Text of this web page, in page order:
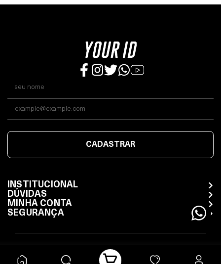
CADASTRAR
INSTITUCIONAL
DÚVIDAS
MINHA CONTA
SEGURANÇA
15.503.948/0001-37
Todos os direitos reservados / Whatsapp (11) 98470-7480